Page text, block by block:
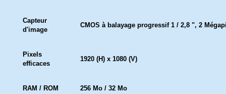
Capteur
d'image
CMOS à balayage progressif 1 / 2,8 ", 2
Pixels
efficaces
1920 (H) x 1080 (V)
RAM / ROM 256 Mo / 32 Mo